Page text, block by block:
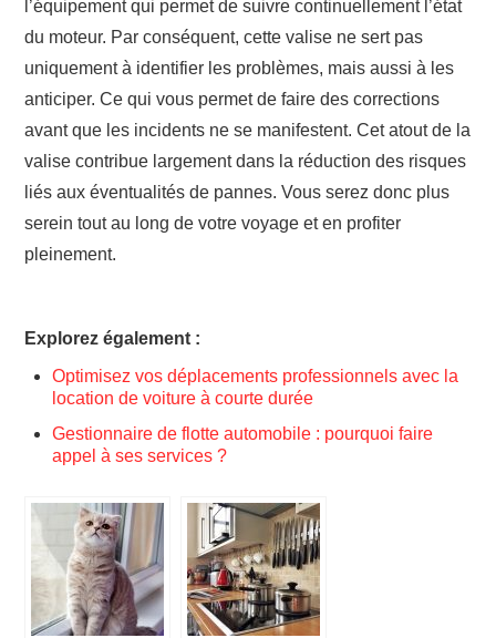
l’équipement qui permet de suivre continuellement l’état
du moteur. Par conséquent, cette valise ne sert pas
uniquement à identifier les problèmes, mais aussi à les
anticiper. Ce qui vous permet de faire des corrections
avant que les incidents ne se manifestent. Cet atout de la
valise contribue largement dans la réduction des risques
liés aux éventualités de pannes. Vous serez donc plus
serein tout au long de votre voyage et en profiter
pleinement.
Explorez également :
Optimisez vos déplacements professionnels avec la
location de voiture à courte durée
Gestionnaire de flotte automobile : pourquoi faire
appel à ses services ?